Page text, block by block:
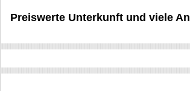
Preiswerte Unterkunft und viele